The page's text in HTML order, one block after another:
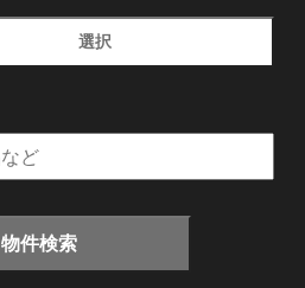
選択
物件検索